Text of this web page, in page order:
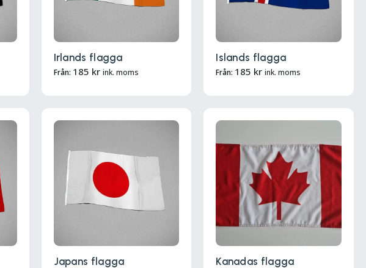
Irlands flagga
Från: 185 kr ink. moms
Islands flagga
Från: 185 kr ink. moms
Japans flagga Kanadas flagga